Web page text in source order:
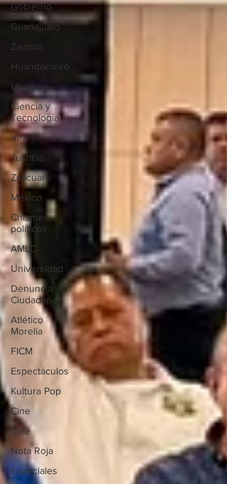
Gobierno
Guanajuato
Zamora
Huandacareo
Uruapan
Ciencia y
Tecnología
Viral
Justicia
Zitácuaro
México
Chismes
políticos
AMLO
Universidad
Denuncia
Ciudadana
Atlético
Morelia
FICM
Espectáculos
Kultura Pop
Cine
Cine
Nota Roja
Especiales